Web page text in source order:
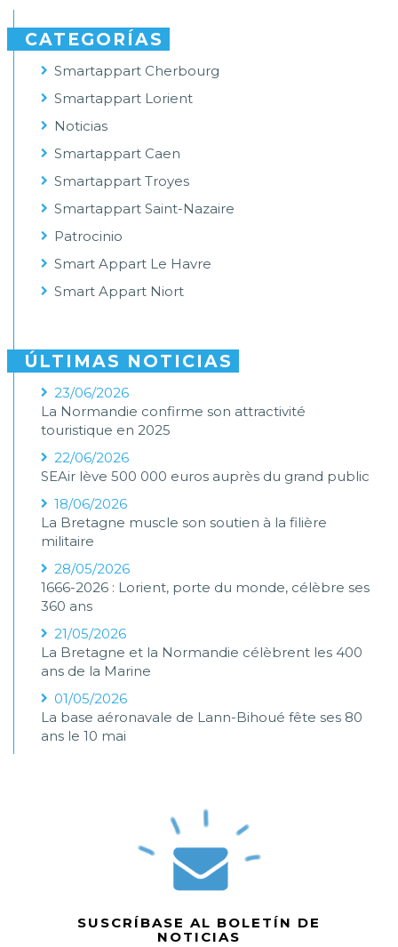
CATEGORÍAS
Smartappart Cherbourg
Smartappart Lorient
Noticias
Smartappart Caen
Smartappart Troyes
Smartappart Saint-Nazaire
Patrocinio
Smart Appart Le Havre
Smart Appart Niort
ÚLTIMAS NOTICIAS
23/06/2026
La Normandie confirme son attractivité
touristique en 2025
22/06/2026
SEAir lève 500 000 euros auprès du grand public
18/06/2026
La Bretagne muscle son soutien à la filière
militaire
28/05/2026
1666-2026 : Lorient, porte du monde, célèbre ses
360 ans
21/05/2026
La Bretagne et la Normandie célèbrent les 400
ans de la Marine
01/05/2026
La base aéronavale de Lann-Bihoué fête ses 80
ans le 10 mai
SUSCRÍBASE AL BOLETÍN DE
NOTICIAS